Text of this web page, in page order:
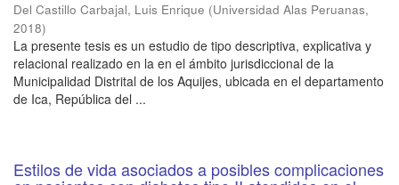
Del Castillo Carbajal, Luis Enrique (Universidad Alas Peruanas,
2018)
La presente tesis es un estudio de tipo descriptiva, explicativa y
relacional realizado en la en el ámbito jurisdiccional de la
Municipalidad Distrital de los Aquijes, ubicada en el departamento
de Ica, República del ...
Estilos de vida asociados a posibles complicaciones